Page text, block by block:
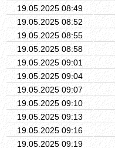
19.05.2025 08:49
19.05.2025 08:52
19.05.2025 08:55
19.05.2025 08:58
19.05.2025 09:01
19.05.2025 09:04
19.05.2025 09:07
19.05.2025 09:10
19.05.2025 09:13
19.05.2025 09:16
19.05.2025 09:19